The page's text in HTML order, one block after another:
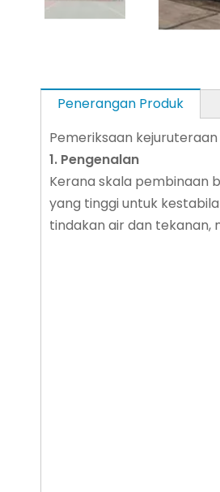
Penerangan Produk
Pemeriksaan
1. Pengenalan
Kerana skala pembinaan
yang tinggi untuk
tindakan air dan tekanan,